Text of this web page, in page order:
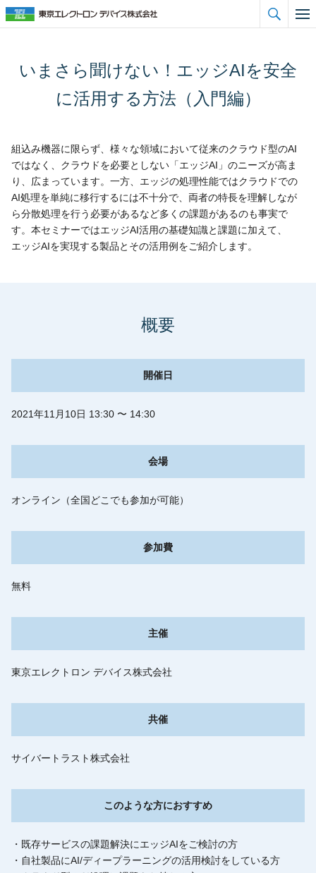

いまさら聞けない！エッジAIを安全
に活用する方法（入門編）
組込み機器に限らず、様々な領域において従来のクラウド型のAI
ではなく、クラウドを必要としない「エッジAI」のニーズが高ま
り、広まっています。一方、エッジの処理性能ではクラウドでの
AI処理を単純に移行するには不十分で、両者の特長を理解しなが
ら分散処理を行う必要があるなど多くの課題があるのも事実で
す。本セミナーではエッジAI活用の基礎知識と課題に加えて、
エッジAIを実現する製品とその活用例をご紹介します。
概要
開催日
2021年11月10日 13:30 〜 14:30
会場
オンライン（全国どこでも参加が可能）
参加費
無料
主催
東京エレクトロン デバイス株式会社
共催
サイバートラスト株式会社
このような方におすすめ
・既存サービスの課題解決にエッジAIをご検討の方
・自社製品にAI/ディープラーニングの活用検討をしている方